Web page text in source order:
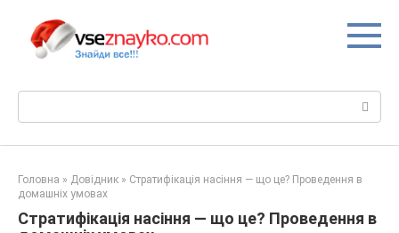
вмісту
Головна » Довідник » Стратифікація насіння — що це? Проведення в
домашніх умовах
Стратифікація насіння — що це? Проведення в